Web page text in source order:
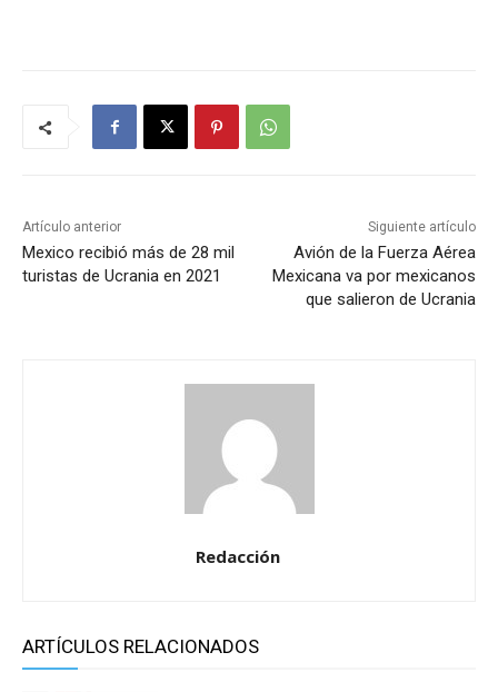
Artículo anterior
Mexico recibió más de 28 mil
turistas de Ucrania en 2021
Siguiente artículo
Avión de la Fuerza Aérea
Mexicana va por mexicanos
que salieron de Ucrania
Redacción
ARTÍCULOS RELACIONADOS